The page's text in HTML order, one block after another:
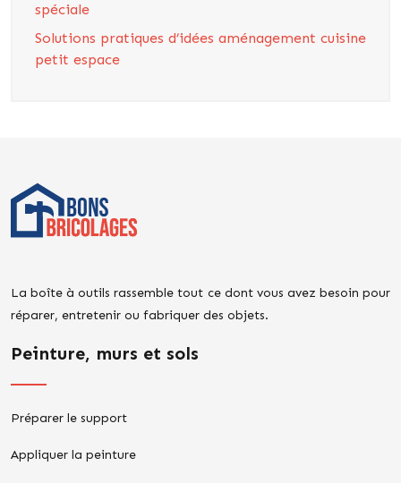
spéciale
Solutions pratiques d’idées aménagement cuisine
petit espace
La boîte à outils rassemble tout ce dont vous avez besoin pour
réparer, entretenir ou fabriquer des objets.
Peinture, murs et sols
Préparer le support
Appliquer la peinture